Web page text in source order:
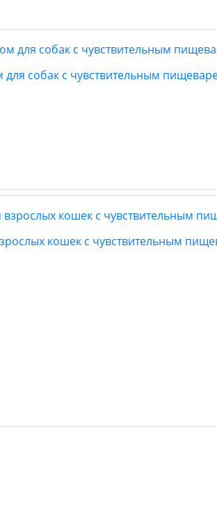
собак с чувствительным
кошек с чувствительным